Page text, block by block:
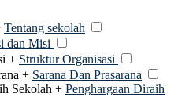
Tentang sekolah
dan Misi
+ Struktur Organisasi
+ Sarana Dan Prasarana
Sekolah + Penghargaan Diraih